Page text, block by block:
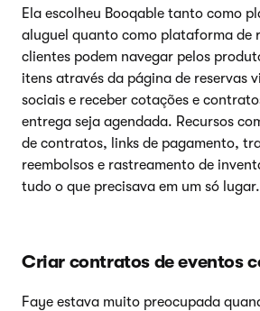
Ela escolheu Booqable tanto como
aluguel quanto como plataforma de
clientes podem navegar pelos
itens através da página de reservas
sociais e receber cotações e
entrega seja agendada. Recursos
de contratos, links de pagamento,
reembolsos e rastreamento de
tudo o que precisava em um só lugar.
Criar contratos de eventos
Faye estava muito preocupada